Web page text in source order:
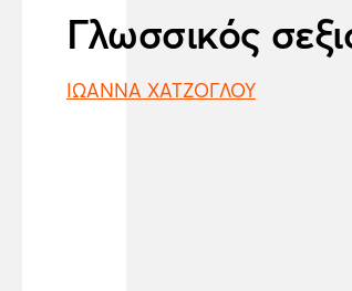
Γλωσσικός
ΙΩΑΝΝΑ ΧΑΤΖΟΓΛΟΥ